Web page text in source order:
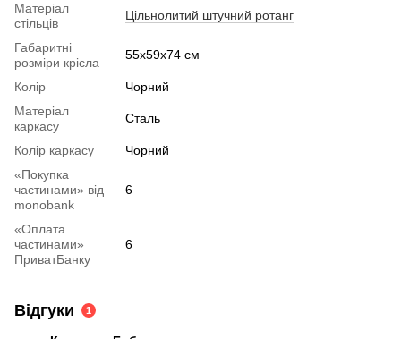
Матеріал
стільців
Цільнолитий штучний ротанг
Габаритні
розміри крісла
55х59х74 см
Колір
Чорний
Матеріал
каркасу
Сталь
Колір каркасу
Чорний
«Покупка
частинами» від
monobank
6
«Оплата
частинами»
ПриватБанку
6
Відгуки 1